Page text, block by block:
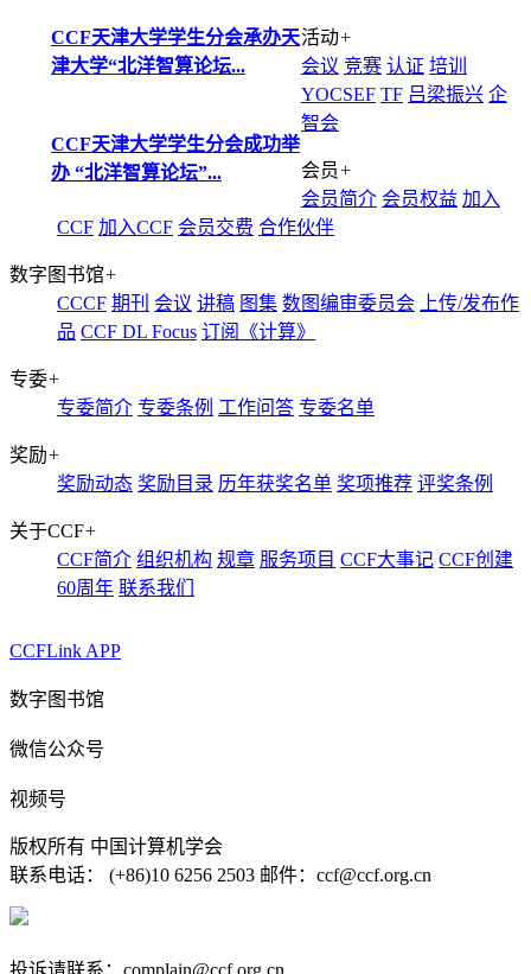
CCF天津大学学生分会承办天
津大学“北洋智算论坛...
CCF天津大学学生分会成功举
办 “北洋智算论坛”...
活动+
会议 竞赛 认证 培训
YOCSEF TF 吕梁振兴 企
智会
会员+
会员简介 会员权益 加入
CCF 加入CCF 会员交费 合作伙伴
数字图书馆+
CCCF 期刊 会议 讲稿 图集 数图编审委员会
上传/发布作
品 CCF DL Focus 订阅《计算》
专委+
专委简介 专委条例 工作问答 专委名单
奖励+
奖励动态 奖励目录 历年获奖名单 奖项推荐 评奖条例
关于CCF+
CCF简介 组织机构 规章 服务项目 CCF大事记 CCF创建
60周年 联系我们
CCFLink APP
数字图书馆
微信公众号
视频号
版权所有 中国计算机学会
联系电话： (+86)10 6256 2503 邮件：ccf@ccf.org.cn